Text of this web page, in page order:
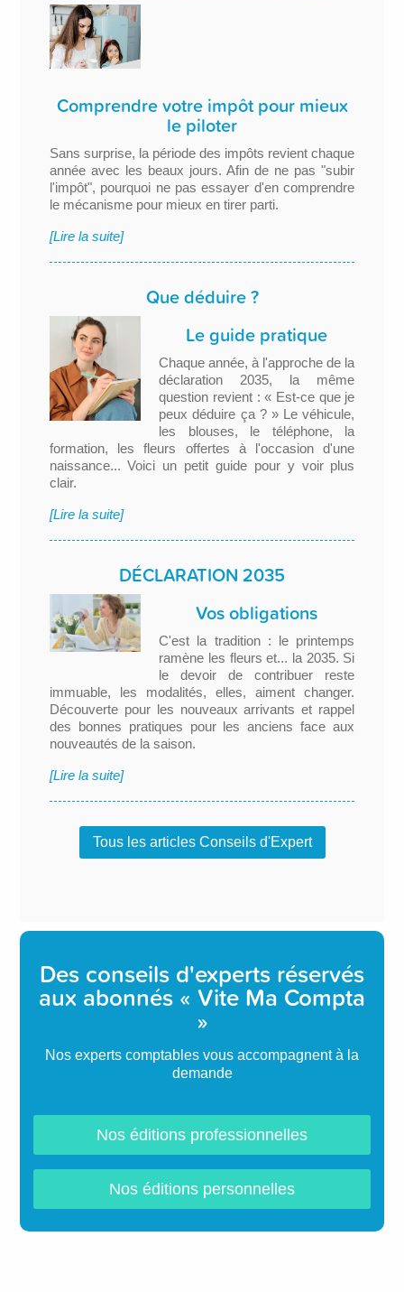
Comprendre votre impôt pour mieux
le piloter
Sans surprise, la période des impôts revient chaque
année avec les beaux jours. Afin de ne pas "subir
l'impôt", pourquoi ne pas essayer d'en comprendre
le mécanisme pour mieux en tirer parti.
[Lire la suite]
Que déduire ?
Le guide pratique
Chaque année, à l'approche de la
déclaration 2035, la même
question revient : « Est-ce que je
peux déduire ça ? » Le véhicule,
les blouses, le téléphone, la
formation, les fleurs offertes à l'occasion d'une
naissance... Voici un petit guide pour y voir plus
clair.
[Lire la suite]
DÉCLARATION 2035
Vos obligations
C'est la tradition : le printemps
ramène les fleurs et... la 2035. Si
le devoir de contribuer reste
immuable, les modalités, elles, aiment changer.
Découverte pour les nouveaux arrivants et rappel
des bonnes pratiques pour les anciens face aux
nouveautés de la saison.
[Lire la suite]
Tous les articles Conseils d'Expert
Des conseils d'experts réservés
aux abonnés « Vite Ma Compta
»
Nos experts comptables vous accompagnent à la
demande
Nos éditions professionnelles
Nos éditions personnelles